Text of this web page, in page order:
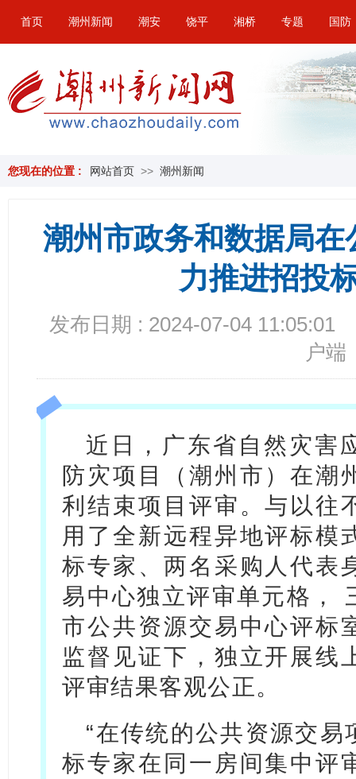
首页 潮州新闻 潮安 饶平 湘桥 专题 国防
您现在的位置 : 网站首页 >> 潮州新闻
潮州市政务和数据局
力推进招投
发布日期 : 2024-07-04 11:05:01
户端
近日，广东省自然灾害
防灾项目（潮州市）在潮
利结束项目评审。与以往
用了全新远程异地评标模
标专家、两名采购人代表
易中心独立评审单元格，
市公共资源交易中心评标
监督见证下，独立开展线
评审结果客观公正。
“在传统的公共资源交
标专家在同一房间集中评